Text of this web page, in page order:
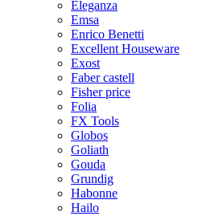
Eleganza
Emsa
Enrico Benetti
Excellent Houseware
Exost
Faber castell
Fisher price
Folia
FX Tools
Globos
Goliath
Gouda
Grundig
Habonne
Hailo